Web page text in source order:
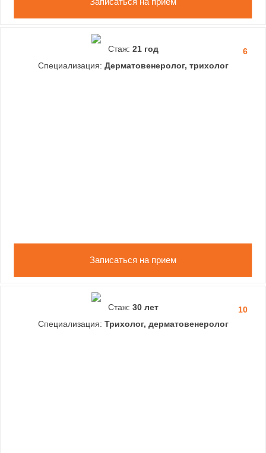
6
Стаж: 21 год
Специализация: Дерматовенеролог, трихолог
Записаться на прием
10
Стаж: 30 лет
Специализация: Трихолог, дерматовенеролог